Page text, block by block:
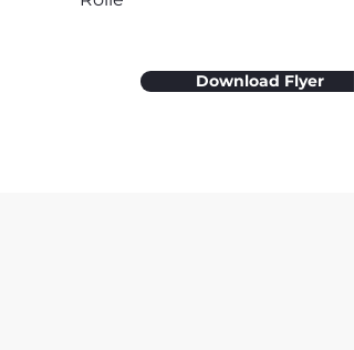
Download Flyer